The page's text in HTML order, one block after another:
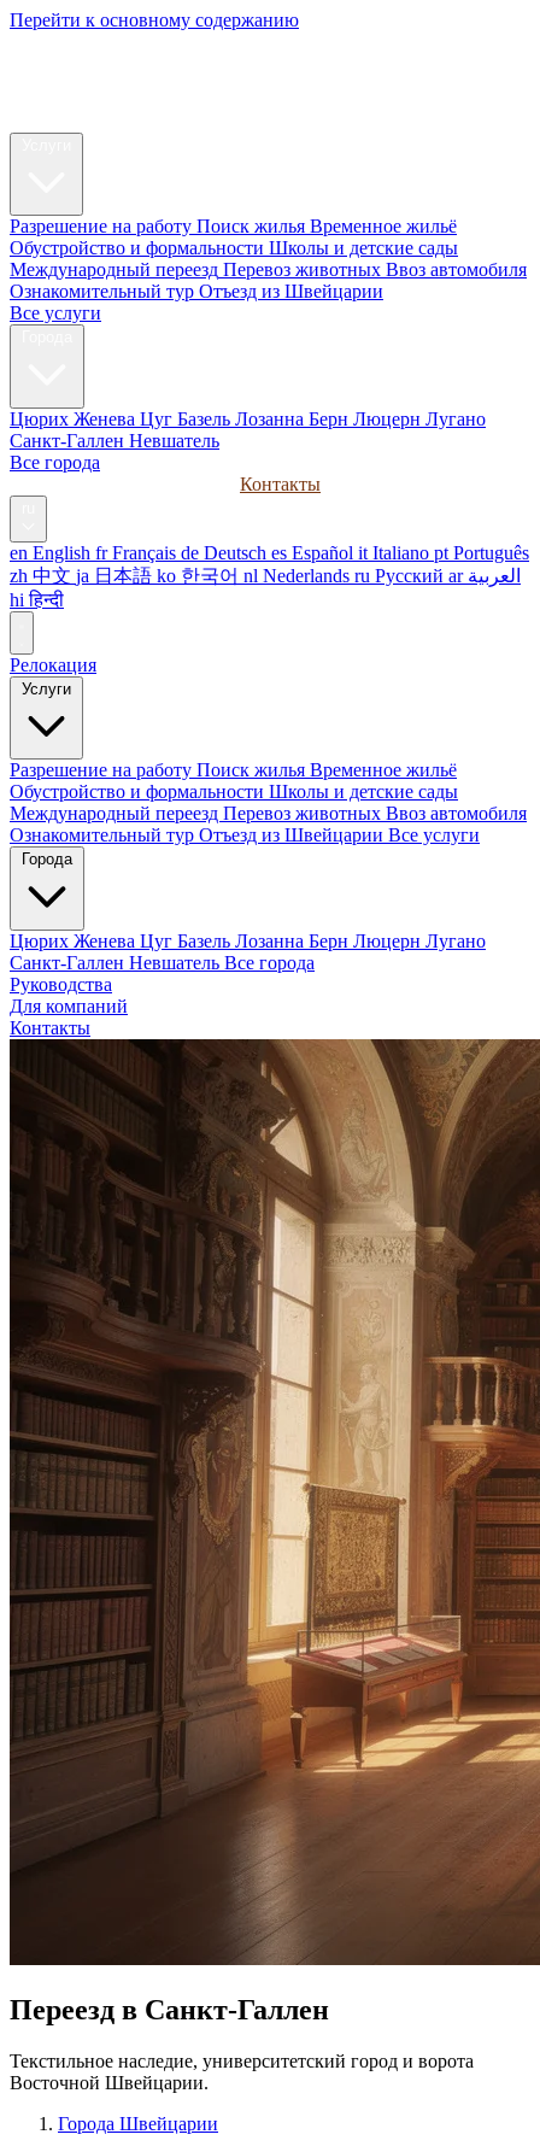
Перейти к основному содержанию
Разрешение на работу Поиск жилья Временное жильё
Обустройство и формальности Школы и детские сады
Международный переезд Перевоз животных Ввоз автомобиля
Ознакомительный тур Отъезд из Швейцарии
Все услуги
Цюрих Женева Цуг Базель Лозанна Берн Люцерн Лугано
Санкт-Галлен Невшатель
Все города
Контакты
en English fr Français de Deutsch es Español it Italiano pt Português
zh 中文 ja 日本語 ko 한국어 nl Nederlands ru Русский ar العربية
hi हिन्दी
Релокация
Услуги
Разрешение на работу Поиск жилья Временное жильё
Обустройство и формальности Школы и детские сады
Международный переезд Перевоз животных Ввоз автомобиля
Ознакомительный тур Отъезд из Швейцарии Все услуги
Города
Цюрих Женева Цуг Базель Лозанна Берн Люцерн Лугано
Санкт-Галлен Невшатель Все города
Руководства
Для компаний
Контакты
Переезд в Санкт-Галлен
Текстильное наследие, университетский город и ворота
Восточной Швейцарии.
Города Швейцарии